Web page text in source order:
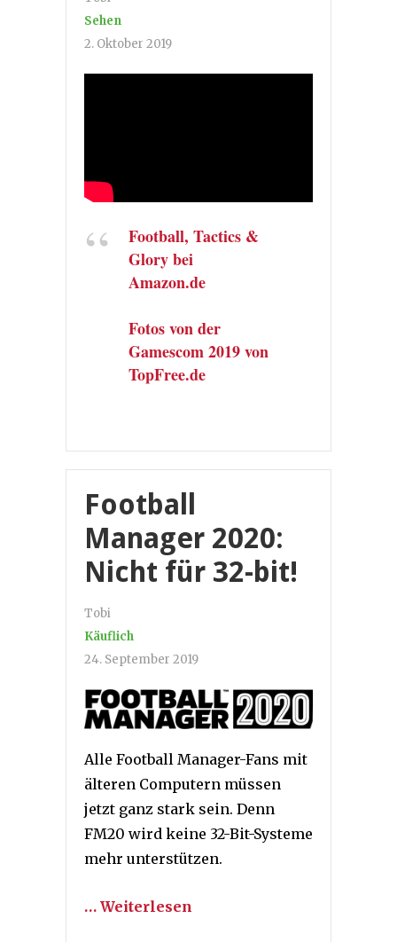
Sehen
2. Oktober 2019
Football, Tactics &
Glory bei
Amazon.de
Fotos von der
Gamescom 2019 von
TopFree.de
Football
Manager 2020:
Nicht für 32-bit!
Tobi
Käuflich
24. September 2019
Alle Football Manager-Fans mit
älteren Computern müssen
jetzt ganz stark sein. Denn
FM20 wird keine 32-Bit-Systeme
mehr unterstützen.
… Weiterlesen